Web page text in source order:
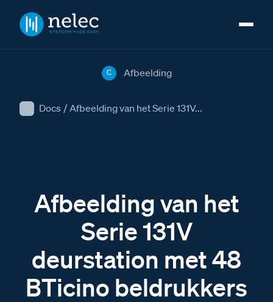
Docs / Afbeelding van het Serie 131V...
C Afbeelding
Afbeelding van het
Serie 131V
deurstation met 48
BTicino beldrukkers